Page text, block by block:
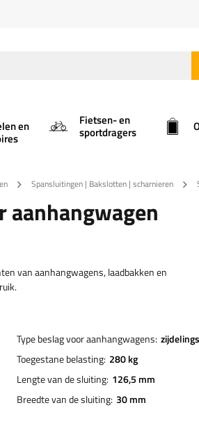
en Fietsen- en
sportdragers
Spansluitingen | Bakslotten | scharnieren
aanhangwagen
van aanhangwagens, laadbakken en
Type beslag voor aanhangwagens
Toegestane belasting 280 kg
Lengte van de sluiting 126,5 mm
Breedte van de sluiting 30 mm